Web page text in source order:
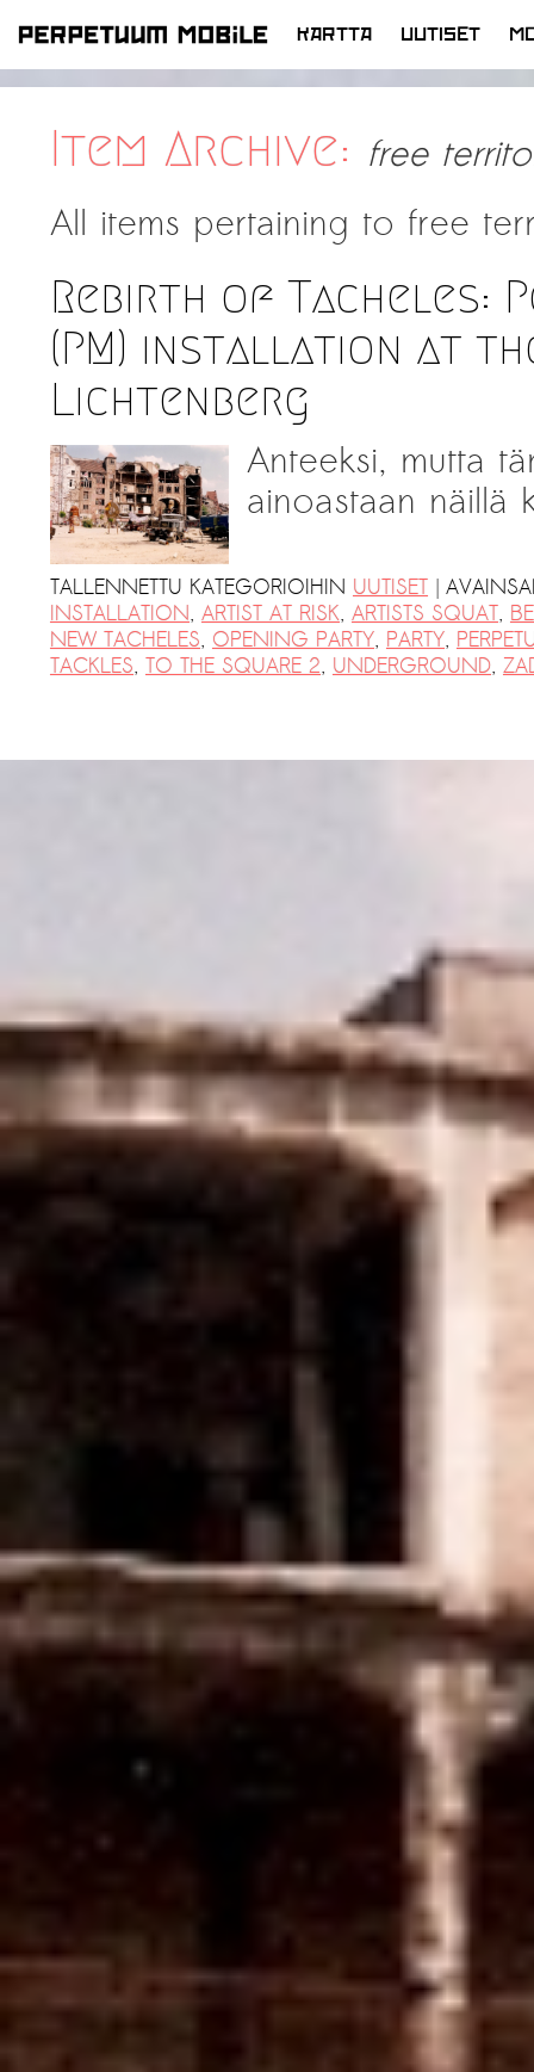
SIIRRY
KARTTA UUTISET
Item Archive: free
All items pertaining to free
Rebirth of Tacheles:
(PM) installation at
Lichtenberg
Anteeksi, mutta
ainoastaan näillä
TALLENNETTU KATEGORIOIHIN UUTISET |
INSTALLATION, ARTIST AT RISK, ARTISTS SQUAT,
NEW TACHELES, OPENING PARTY, PARTY,
TACKLES, TO THE SQUARE 2, UNDERGROUND,